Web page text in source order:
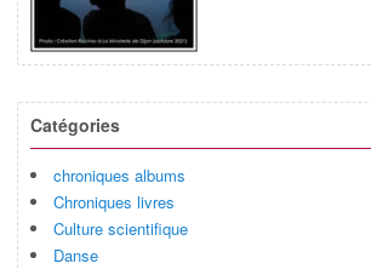
Catégories
chroniques albums
Chroniques livres
Culture scientifique
Danse